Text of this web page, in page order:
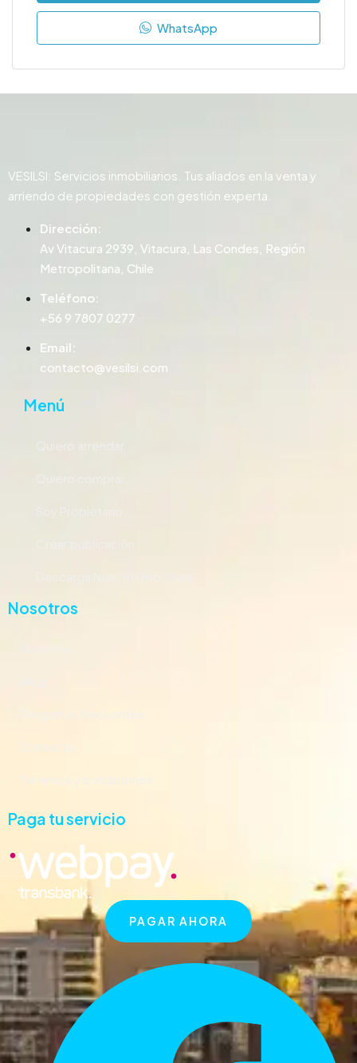
WhatsApp
VESILSI: Servicios inmobiliarios. Tus aliados en la venta y
arriendo de propiedades con gestión experta.
Dirección:
Av Vitacura 2939, Vitacura, Las Condes, Región
Metropolitana, Chile
Teléfono:
+56 9 7807 0277
Email:
contacto@vesilsi.com
Menú
Quiero arrendar
Quiero comprar
Soy Propietario
Crear publicación
Descarga Nuestro Brochure
Nosotros
Preguntas frecuentes
Contacto
Términos y condiciones
Paga tu servicio
PAGAR AHORA